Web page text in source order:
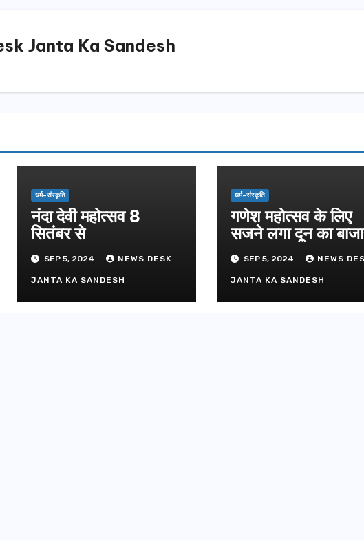
Janta Ka Sandesh
धर्म-संस्कृति
नंदा देवी महोत्सव 8
सितंबर से
SEP 5, 2024 NEWS DESK
JANTA KA SANDESH
धर्म-संस्कृति
गणेश महोत्सव के लिए
सजने लगा दून का
SEP 5, 2024 NEWS
JANTA KA SANDESH